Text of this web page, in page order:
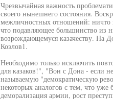
Чрезвычайная важность
своего нынешнего состояния.
межличностных отношений: ничто
что подавляющее большинство из
возрождающемуся казачеству. На
Козлов1.
Необходимо только исключить
для казаков!", "Вон с Дона - если
называемую "демократическую
некоторых аналогов с тем, что уже
деморализация армии, рост